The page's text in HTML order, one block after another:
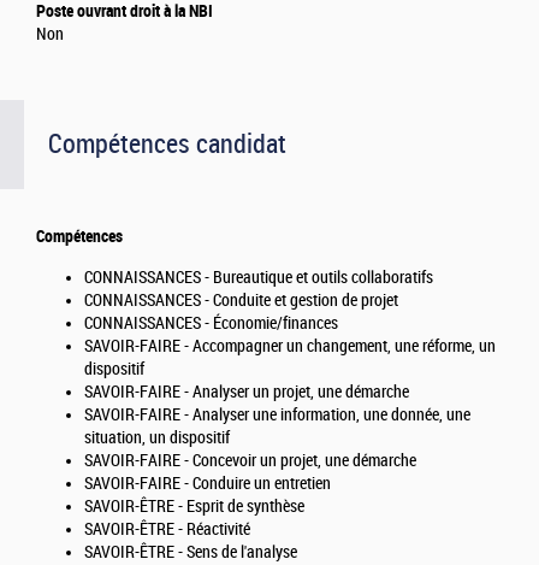
Poste ouvrant droit à la NBI
Non
Compétences candidat
Compétences
CONNAISSANCES - Bureautique et outils collaboratifs
CONNAISSANCES - Conduite et gestion de projet
CONNAISSANCES - Économie/finances
SAVOIR-FAIRE - Accompagner un changement, une réforme, un
dispositif
SAVOIR-FAIRE - Analyser un projet, une démarche
SAVOIR-FAIRE - Analyser une information, une donnée, une
situation, un dispositif
SAVOIR-FAIRE - Concevoir un projet, une démarche
SAVOIR-FAIRE - Conduire un entretien
SAVOIR-ÊTRE - Esprit de synthèse
SAVOIR-ÊTRE - Réactivité
SAVOIR-ÊTRE - Sens de l'analyse